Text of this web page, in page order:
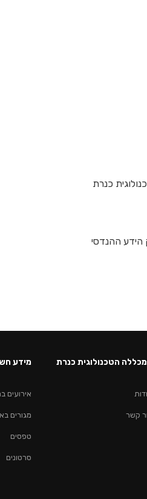
כנרת
הידע ההנדסי
הטכנולוגית כנרת
קשר
מידע
אירועים
מגורים
טפסים
סרטונים